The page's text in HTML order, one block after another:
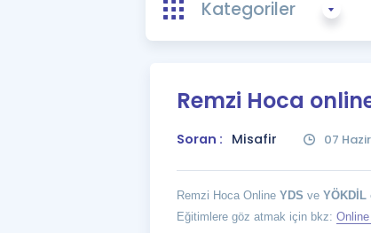
Kategoriler
Remzi Hoca
Soran : Misafir 07
Remzi Hoca Online YDS ve YÖKDİL
Eğitimlere göz atmak için bkz: